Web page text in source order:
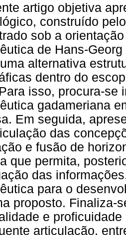
artigo objetiva
construído
sob a
de Hans-
alternativa
dentro do
isso, procura-se
gadameriana
Em seguida,
das
e fusão de
que permita,
das
para o
proposto. Finaliza-
e
articulação,